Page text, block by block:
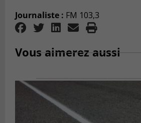
Journaliste : FM 103,3
Vous aimerez aussi